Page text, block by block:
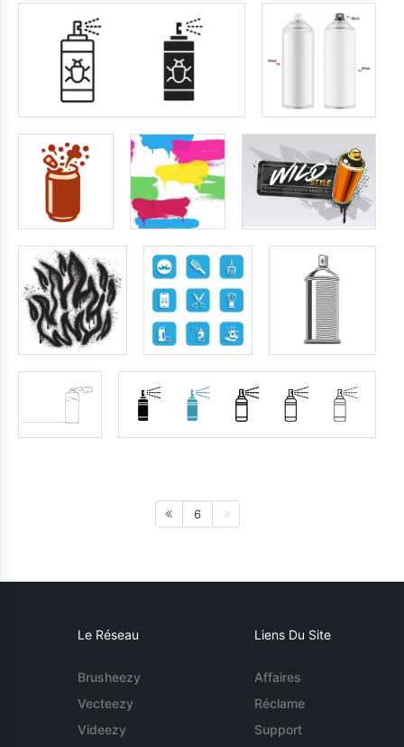
6
Le Réseau
Brusheezy
Vecteezy
Videezy
Liens Du Site
Affaires
Réclame
Support